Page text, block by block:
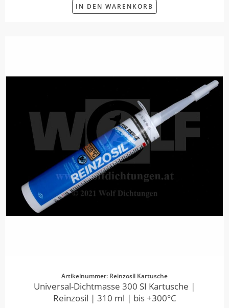
IN DEN WARENKORB
Artikelnummer: Reinzosil Kartusche
Universal-Dichtmasse 300 SI Kartusche |
Reinzosil | 310 ml | bis +300°C